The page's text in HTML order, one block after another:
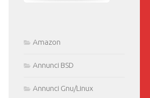
Amazon
Annunci BSD
Annunci Gnu/Linux